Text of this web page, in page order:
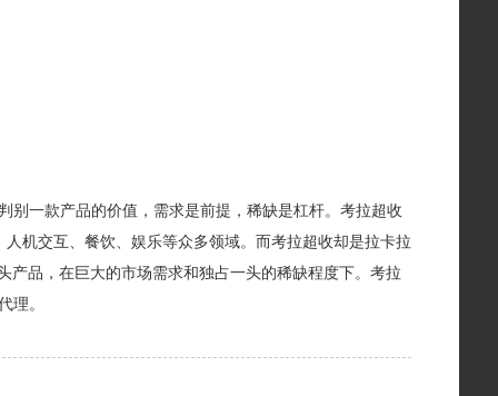
别一款产品的价值，需求是前提，稀缺是杠杆。考拉超收
机交互、餐饮、娱乐等众多领域。而考拉超收却是拉卡拉
品，在巨大的市场需求和独占一头的稀缺程度下。考拉
理。